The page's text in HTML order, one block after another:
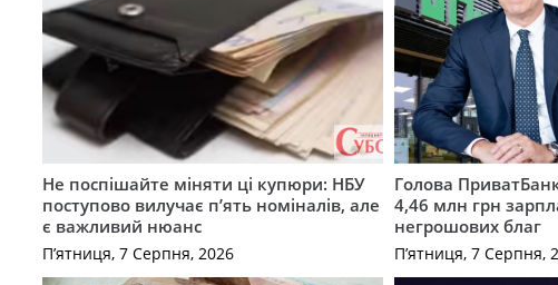
Не поспішайте міняти ці купюри: НБУ
поступово вилучає п’ять номіналів, але
є важливий нюанс
П’ятниця, 7 Серпня, 2026
Голова
4,46 млн грн
негрошових благ
П’ятниця, 7 Серпня,